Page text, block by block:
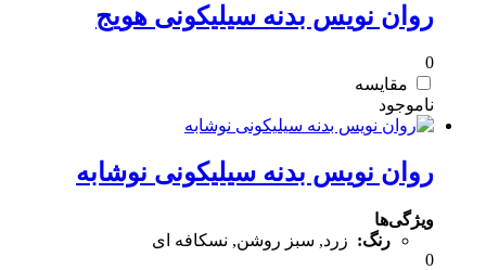
روان نویس بدنه سیلیکونی هویج
0
مقایسه
روان نویس بدنه سیلیکونی نوشابه
ویژگی‌ها
رنگ: زرد, سبز روشن, نسکافه ای
0